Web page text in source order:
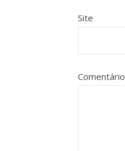
Site
Comentário